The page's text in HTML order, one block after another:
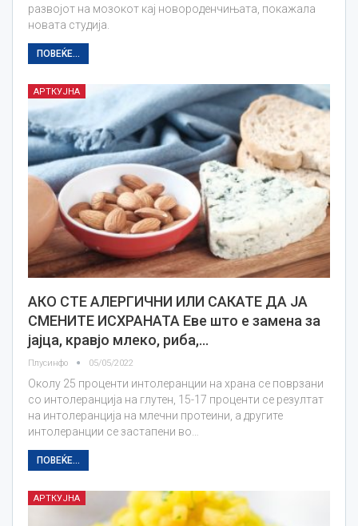
развојот на мозокот кај новороденчињата, покажала
новата студија.
ПОВЕЌЕ...
АРТКУЈНА
АКО СТЕ АЛЕРГИЧНИ ИЛИ САКАТЕ ДА ЈА
СМЕНИТЕ ИСХРАНАТА Еве што е замена за
јајца, кравјо млеко, риба,…
Плусинфо 05/05/2022
Околу 25 проценти интолеранции на храна се поврзани
со интолеранција на глутен, 15-17 проценти се резултат
на интолеранција на млечни протеини, а другите
интолеранции се застапени во…
ПОВЕЌЕ...
АРТКУЈНА